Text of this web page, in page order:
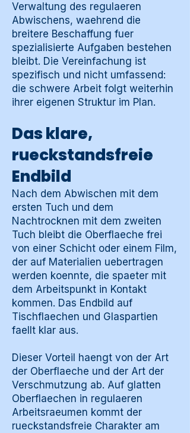
Verwaltung des regulaeren
Abwischens, waehrend die
breitere Beschaffung fuer
spezialisierte Aufgaben bestehen
bleibt. Die Vereinfachung ist
spezifisch und nicht umfassend:
die schwere Arbeit folgt weiterhin
ihrer eigenen Struktur im Plan.
Das klare,
rueckstandsfreie
Endbild
Nach dem Abwischen mit dem
ersten Tuch und dem
Nachtrocknen mit dem zweiten
Tuch bleibt die Oberflaeche frei
von einer Schicht oder einem Film,
der auf Materialien uebertragen
werden koennte, die spaeter mit
dem Arbeitspunkt in Kontakt
kommen. Das Endbild auf
Tischflaechen und Glaspartien
faellt klar aus.
Dieser Vorteil haengt von der Art
der Oberflaeche und der Art der
Verschmutzung ab. Auf glatten
Oberflaechen in regulaeren
Arbeitsraeumen kommt der
rueckstandsfreie Charakter am